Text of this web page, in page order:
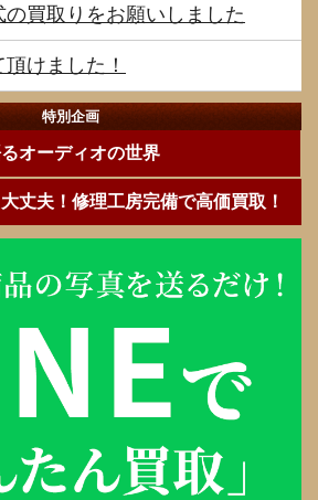
買取りをお願いしました
けました！
特別企画
オーディオの世界
丈夫！修理工房完備で高価買取！